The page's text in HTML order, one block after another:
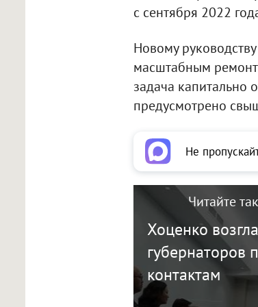
с сентября 2022
Новому
масштабным
задача капитально
предусмотрено
Не
Читайте
Хоценко
контактам